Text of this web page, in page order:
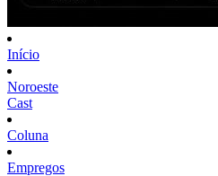
Início
Noroeste
Cast
Coluna
Empregos